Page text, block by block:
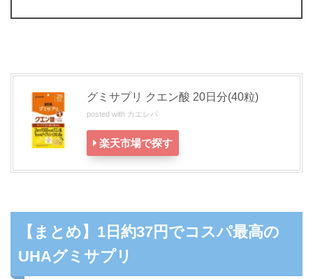
グミサプリ クエン酸 20日分(40粒)
posted with カエレバ
楽天市場で探す
【まとめ】1日約37円でコスパ最高の
UHAグミサプリ